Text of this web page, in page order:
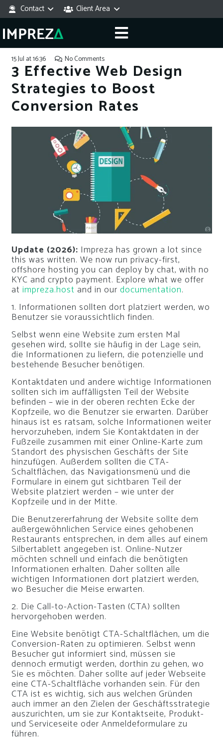
Contact Client Area
15 Jul at 16:36 No Comments
3 Effective Web Design
Strategies to Boost
Conversion Rates
Update (2026): Impreza has grown a lot since
this was written. We now run privacy-first,
offshore hosting you can deploy by chat, with no
KYC and crypto payment. Explore what we offer
at impreza.host and in our documentation.
1. Informationen sollten dort platziert werden, wo
Benutzer sie voraussichtlich finden.
Selbst wenn eine Website zum ersten Mal
gesehen wird, sollte sie häufig in der Lage sein,
die Informationen zu liefern, die potenzielle und
bestehende Besucher benötigen.
Kontaktdaten und andere wichtige Informationen
sollten sich im auffälligsten Teil der Website
befinden – wie in der oberen rechten Ecke der
Kopfzeile, wo die Benutzer sie erwarten. Darüber
hinaus ist es ratsam, solche Informationen weiter
hervorzuheben, indem Sie Kontaktdaten in der
Fußzeile zusammen mit einer Online-Karte zum
Standort des physischen Geschäfts der Site
hinzufügen. Außerdem sollten die CTA-
Schaltflächen, das Navigationsmenü und die
Formulare in einem gut sichtbaren Teil der
Website platziert werden – wie unter der
Kopfzeile und in der Mitte.
Die Benutzererfahrung der Website sollte dem
außergewöhnlichen Service eines gehobenen
Restaurants entsprechen, in dem alles auf einem
Silbertablett angegeben ist. Online-Nutzer
möchten schnell und einfach die benötigten
Informationen erhalten. Daher sollten alle
wichtigen Informationen dort platziert werden,
wo Besucher die Meise erwarten.
2. Die Call-to-Action-Tasten (CTA) sollten
hervorgehoben werden.
Eine Website benötigt CTA-Schaltflächen, um die
Conversion-Raten zu optimieren. Selbst wenn
Besucher gut informiert sind, müssen sie
dennoch ermutigt werden, dorthin zu gehen, wo
Sie es möchten. Daher sollte auf jeder Webseite
eine CTA-Schaltfläche vorhanden sein. Für den
CTA ist es wichtig, sich aus welchen Gründen
auch immer an den Zielen der Geschäftsstrategie
auszurichten, um sie zur Kontaktseite, Produkt-
und Serviceseite oder Anmeldeformulare zu
führen.